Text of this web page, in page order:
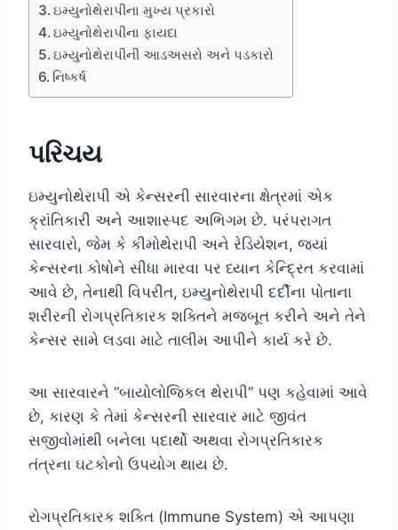
ઇમ્યુનોથેરાપીના મુખ્ય પ્રકારો
ઇમ્યુનોથેરાપીના ફાયદા
ઇમ્યુનોથેરાપીની આડઅસરો અને પડકારો
નિષ્કર્ષ
પરિચય
ઇમ્યુનોથેરાપી એ કેન્સરની સારવારના ક્ષેત્રમાં એક
ક્રાંતિકારી અને આશાસ્પદ અભિગમ છે. પરંપરાગત
સારવારો, જેમ કે કીમોથેરાપી અને રેડિયેશન, જ્યાં
કેન્સરના કોષોને સીધા મારવા પર ધ્યાન કેન્દ્રિત કરવામાં
આવે છે, તેનાથી વિપરીત, ઇમ્યુનોથેરાપી દર્દીના પોતાના
શરીરની રોગપ્રતિકારક શક્તિને મજબૂત કરીને અને તેને
કેન્સર સામે લડવા માટે તાલીમ આપીને કાર્ય કરે છે.
આ સારવારને “બાયોલોજિકલ થેરાપી” પણ કહેવામાં આવે
છે, કારણ કે તેમાં કેન્સરની સારવાર માટે જીવંત
સજીવોમાંથી બનેલા પદાર્થો અથવા રોગપ્રતિકારક
તંત્રના ઘટકોનો ઉપયોગ થાય છે.
રોગપ્રતિકારક શક્તિ (Immune System) એ આપણા